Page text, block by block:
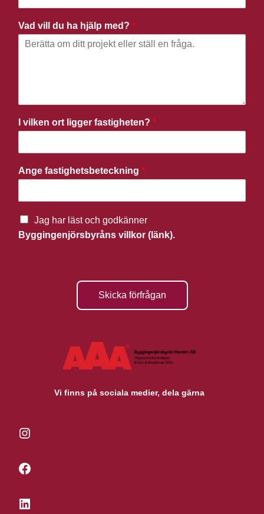
Vad vill du ha hjälp med? *
I vilken ort ligger fastigheten? *
Ange fastighetsbeteckning *
Jag har läst och godkänner
Byggingenjörsbyråns villkor (länk).
Skicka förfrågan
Vi finns på sociala medier, dela gärna
Instagram
Facebook
LinkedIn